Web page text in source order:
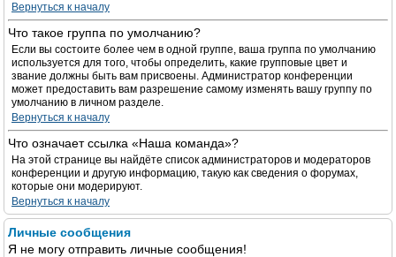
Вернуться к началу
Что такое группа по умолчанию?
Если вы состоите более чем в одной группе, ваша группа по умолчанию
используется для того, чтобы определить, какие групповые цвет и
звание должны быть вам присвоены. Администратор конференции
может предоставить вам разрешение самому изменять вашу группу по
умолчанию в личном разделе.
Вернуться к началу
Что означает ссылка «Наша команда»?
На этой странице вы найдёте список администраторов и модераторов
конференции и другую информацию, такую как сведения о форумах,
которые они модерируют.
Вернуться к началу
Личные сообщения
Я не могу отправить личные сообщения!